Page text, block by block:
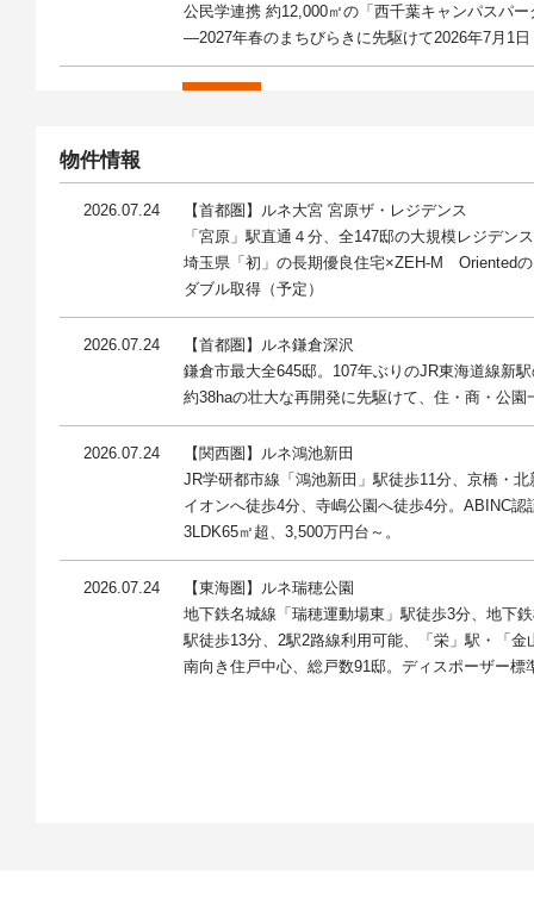
公民学連携 約12,000㎡の「西千葉キャンパスパー
―2027年春のまちびらきに先駆けて2026年7月1
2026.04.28
リリース
「柏」駅東口エリア4年ぶり※ の新築分譲マンシ
「ルネ柏ザ・レジデンス」現地販売センター 5/2(
～ 全邸に玄関前戸別宅配ボックス「DELIBOX
リリース
長谷工コーポレーションなどグループ5社
リリース
JR「海老名」駅徒歩5分・「ららぽーと海老名」
新築分譲マンション「ルネ海老名アーバンアリー
首都圏初、全住戸に可動収納ユニット「
リリース
川口市内で最も広い平均専有面積約89㎡
全住戸に玄関前宅配ボックス「DELI BOX
物件情報
2026.07.24
【首都圏】ルネ大宮 宮原ザ・レジデンス
「宮原」駅直通４分、全147邸の大規模レジデン
埼玉県「初」の長期優良住宅×ZEH-M Orientedの
ダブル取得（予定）
2026.07.24
【首都圏】ルネ鎌倉深沢
鎌倉市最大全645邸。107年ぶりのJR東海道線新
約38haの壮大な再開発に先駆けて、住・商・公園
2026.07.24
【関西圏】ルネ鴻池新田
JR学研都市線「鴻池新田」駅徒歩11分、京橋・
イオンへ徒歩4分、寺嶋公園へ徒歩4分。ABINC
3LDK65㎡超、3,500万円台～。
2026.07.24
【東海圏】ルネ瑞穂公園
地下鉄名城線「瑞穂運動場東」駅徒歩3分、地下
駅徒歩13分、2駅2路線利用可能、「栄」駅・「
南向き住戸中心、総戸数91邸。ディスポーザー標